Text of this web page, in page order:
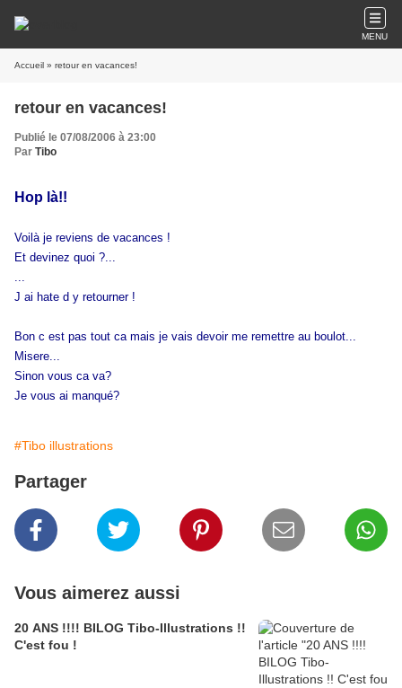
MENU
Accueil » retour en vacances!
retour en vacances!
Publié le 07/08/2006 à 23:00
Par Tibo
Hop là!!
Voilà je reviens de vacances !
Et devinez quoi ?...
...
J ai hate d y retourner !
Bon c est pas tout ca mais je vais devoir me remettre au boulot...
Misere...
Sinon vous ca va?
Je vous ai manqué?
#Tibo illustrations
Partager
Vous aimerez aussi
20 ANS !!!! BILOG Tibo-Illustrations !!
C'est fou !